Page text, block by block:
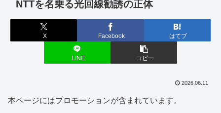
NTTを名乗る光回線勧誘の正体
X Facebook はてブ
LINE コピー
2026.06.11
本ページにはプロモーションが含まれています。